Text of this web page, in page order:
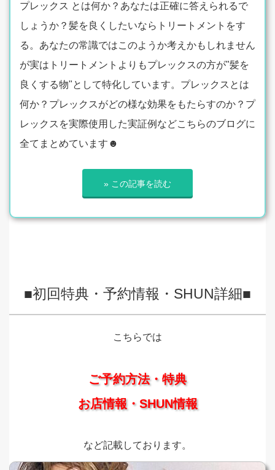
プレックス とは何か？あなたは正確に答えられるで
しょうか？髪を良くしたいならトリートメントをす
る。あなたの常識ではこのようか考えかもしれません
が実はトリートメントよりもプレックスの方が"髪を
良くする物"として特化しています。プレックスとは
何か？プレックスがどの様な効果をもたらすのか？プ
レックスを実際使用した実証例などこちらのブログに
全てまとめています☻
» この記事を読む
■初回特典・予約情報・SHUN詳細■
こちらでは
ご予約方法・特典
お店情報・SHUN情報
など記載しております。